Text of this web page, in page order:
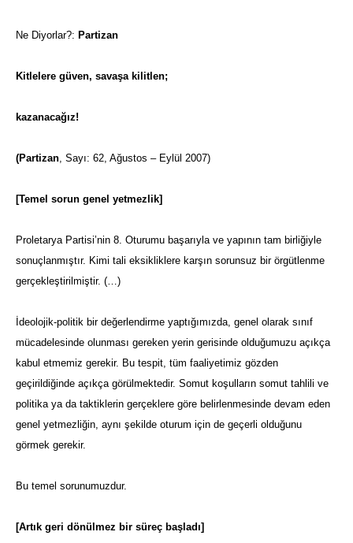
Ne Diyorlar?: Partizan
Kitlelere güven, savaşa kilitlen;
kazanacağız!
(Partizan, Sayı: 62, Ağustos – Eylül 2007)
[Temel sorun genel yetmezlik]
Proletarya Partisi’nin 8. Oturumu başarıyla ve yapının tam birliğiyle
sonuçlanmıştır. Kimi tali eksikliklere karşın sorunsuz bir örgütlenme
gerçekleştirilmiştir. (…)
İdeolojik-politik bir değerlendirme yaptığımızda, genel olarak sınıf
mücadelesinde olunması gereken yerin gerisinde olduğumuzu açıkça
kabul etmemiz gerekir. Bu tespit, tüm faaliyetimiz gözden
geçirildiğinde açıkça görülmektedir. Somut koşulların somut tahlili ve
politika ya da taktiklerin gerçeklere göre belirlenmesinde devam eden
genel yetmezliğin, aynı şekilde oturum için de geçerli olduğunu
görmek gerekir.
Bu temel sorunumuzdur.
[Artık geri dönülmez bir süreç başladı]